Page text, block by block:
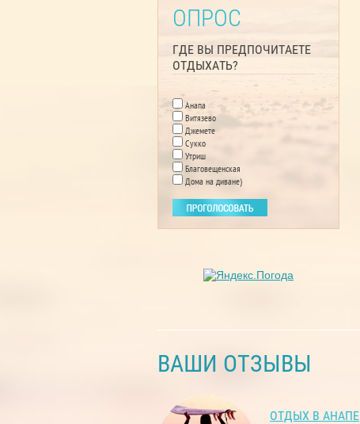
ОПРОС
ГДЕ ВЫ ПРЕДПОЧИТАЕТЕ
ОТДЫХАТЬ?
Анапа
Витязево
Джемете
Сукко
Утриш
Благовещенская
Дома на диване)
ВАШИ ОТЗЫВЫ
ОТДЫХ В АНАПЕ